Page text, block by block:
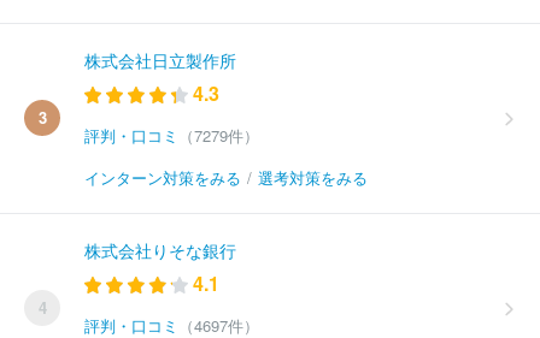
3
株式会社日立製作所
4.3
評判・口コミ
（7279件）
インターン対策をみる / 選考対策をみる
4
株式会社りそな銀行
4.1
評判・口コミ
（4697件）